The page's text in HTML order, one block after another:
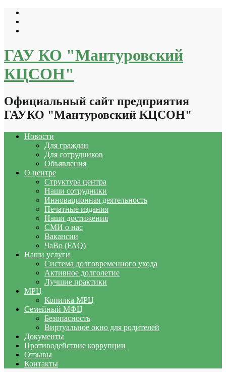
Перейти
содержимому
ГАУ КО "Мантуровский
КЦСОН"
Официальный сайт предприятия
ГАУКО "Мантуровский КЦСОН"
Новости
Для граждан
Для сотрудников
Объявления
О центре
Структура центра
Наши сотрудники
Инновационная деятельность
Печатные издания
Наши достижения
СМИ о нас
Вакансии
ЧаВо (FAQ)
Наши услуги
Система долговременного ухода
Активное долголетие
Лучшие практики
МРЦ
Копилка МРЦ
Семейный МФЦ
Безопасность
Виртуальное окно для родителей
Документы
Противодействие коррупции
Отзывы
Контакты